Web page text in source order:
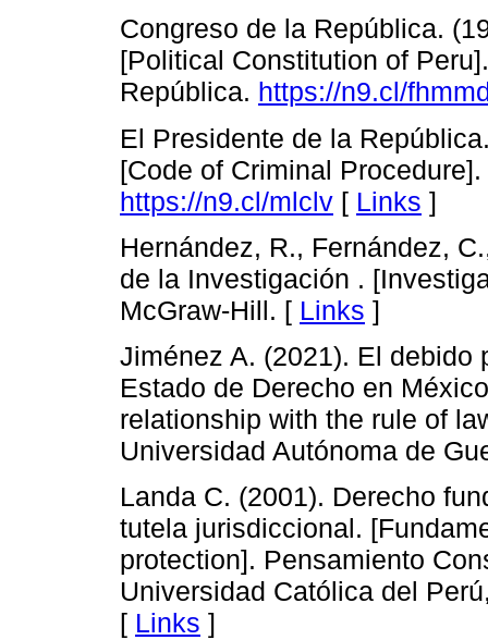
Congreso de la República.
[Political Constitution of
República. https://n9.cl/
El Presidente de la
[Code of Criminal
https://n9.cl/mlclv [ Links ]
Hernández, R., Fernández,
de la Investigación .
McGraw-Hill. [ Links ]
Jiménez A. (2021). El debido
Estado de Derecho en
relationship with the rule of
Universidad Autónoma de
Landa C. (2001). Derecho
tutela jurisdiccional.
protection]. Pensamiento
Universidad Católica del
[ Links ]